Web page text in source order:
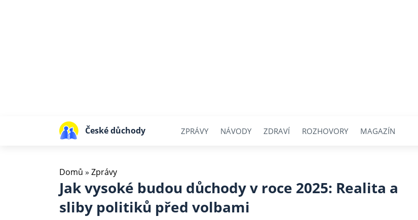
České důchody ZPRÁVY NÁVODY ZDRAVÍ ROZHOVORY MAGAZÍN
Domů » Zprávy
Jak vysoké budou důchody v roce 2025: Realita a
sliby politiků před volbami